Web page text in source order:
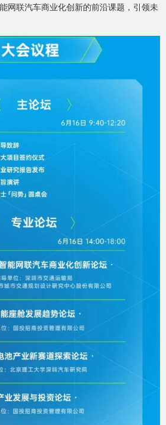
网联汽车商业化创新的前沿课题，引领未